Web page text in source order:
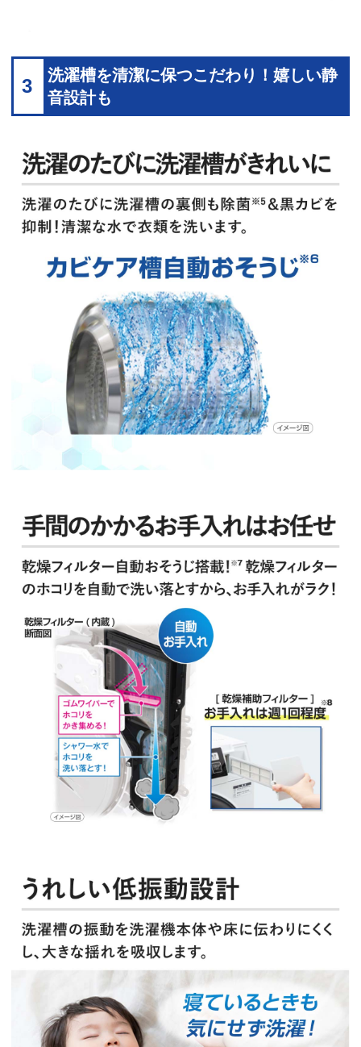
3
洗濯槽を清潔に保つこだわり！嬉しい静
音設計も